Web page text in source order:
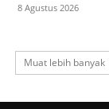
8 Agustus 2026
Muat lebih banyak